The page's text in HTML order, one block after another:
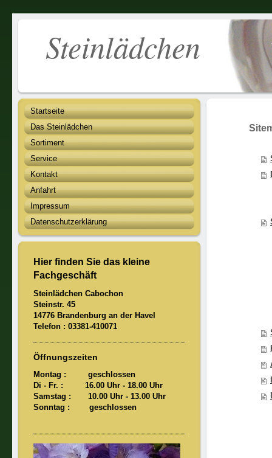
Startseite
Das Steinlädchen
Sortiment
Service
Kontakt
Anfahrt
Impressum
Datenschutzerklärung
Hier finden Sie das kleine
Fachgeschäft
Steinlädchen Cabochon
Steinstr. 45
14776 Brandenburg an der Havel
Telefon : 03381-410071
Öffnungszeiten
Montag : geschlossen
Di - Fr. : 16.00 Uhr - 18.00 Uhr
Samstag : 10.00 Uhr - 13.00 Uhr
Sonntag : geschlossen